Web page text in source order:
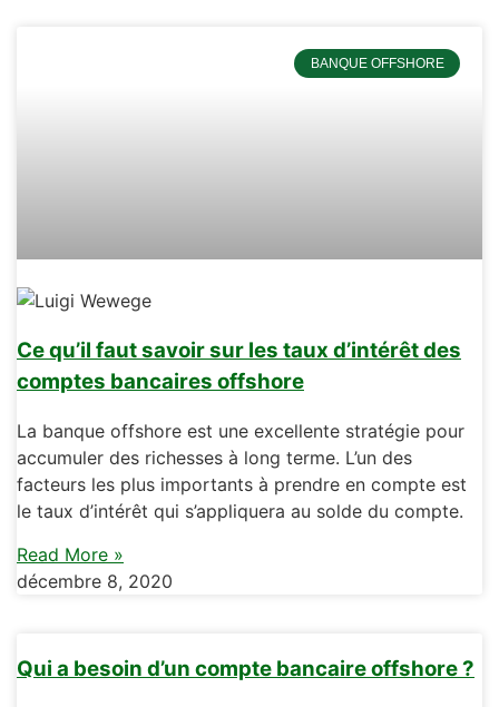
BANQUE OFFSHORE
Ce qu’il faut savoir sur les taux d’intérêt des
comptes bancaires offshore
La banque offshore est une excellente stratégie pour
accumuler des richesses à long terme. L’un des
facteurs les plus importants à prendre en compte est
le taux d’intérêt qui s’appliquera au solde du compte.
Read More »
décembre 8, 2020
Qui a besoin d’un compte bancaire offshore ?